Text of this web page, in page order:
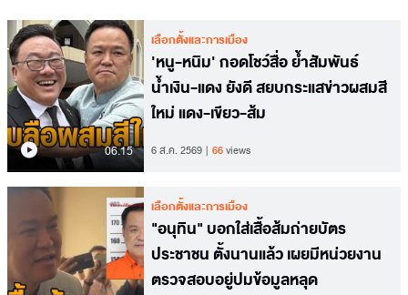
06.15
เลือกตั้งและการเมือง
'หนู-หนิม' กอดโชว์สื่อ ย้ำสัมพันธ์
น้ำเงิน-แดง ยังดี สยบกระแสข่าวผสมสี
ใหม่ แดง-เขียว-ส้ม
6 ส.ค. 2569 66views
เลือกตั้งและการเมือง
"อนุทิน" บอกใส่เสื้อส้มถ่ายบัตร
ประชาชน ตั้งนานแล้ว เผยมีหน่วยงาน
ตรวจสอบอยู่ปมข้อมูลหลุด